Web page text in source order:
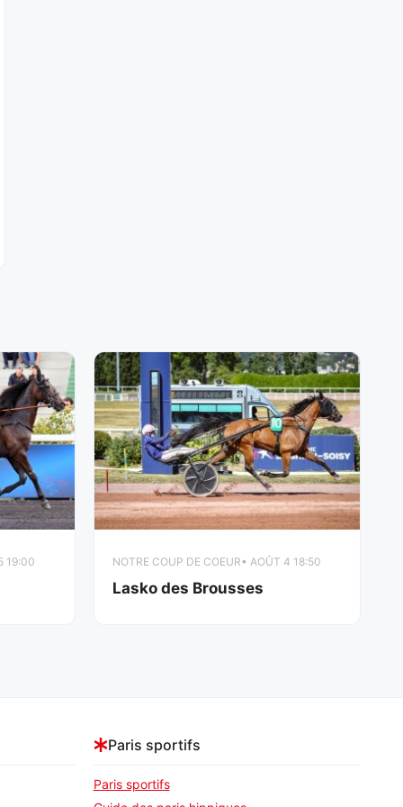
19:00 NOTRE COUP DE COEUR• AOÛT 4 18:50
Lasko des Brousses
Paris sportifs
Paris sportifs